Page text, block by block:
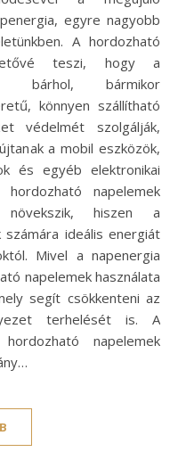
egyre nagyobb
A hordozható
teszi, hogy a
bárhol, bármikor
könnyen szállítható
védelmét szolgálják,
a mobil eszközök,
és egyéb elektronikai
napelemek
növekszik, hiszen a
ideális energiát
Mivel a napenergia
napelemek használata
segít csökkenteni az
terhelését is. A
napelemek